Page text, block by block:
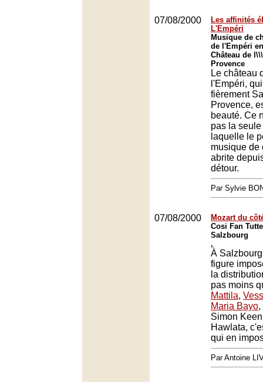
07/08/2000
Les affinités
L'Empéri
Musique de
de l'Empéri
Château de
Provence
Le château
l'Empéri,
fièrement
Provence,
beauté. Ce
pas la
laquelle le
musique de
abrite
détour.
Par Sylvie
07/08/2000
Mozart du
Cosi Fan
Salzbourg
,
À
figure
la
pas moins
Mattila,
Maria Bayo,
Simon
Hawlata,
qui en
Par Antoine